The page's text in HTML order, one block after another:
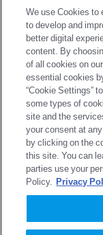
事業・製品
研究開発
サステナビリティ
採用情報
サイトマップ
プライバシーポリシー（GDPR）
We use Cookies to
to develop and
better digital
content. By
of all cookies on
essential cookies
“Cookie Settings”
some types of
site and the
your consent at
by clicking on the
this site. You can
parties use your
Policy. Privacy